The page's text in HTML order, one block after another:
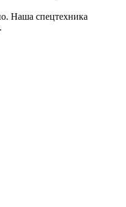
Наша спецтехника